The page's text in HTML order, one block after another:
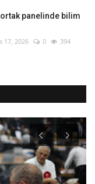
panelinde bilim
17, 2026 0 394